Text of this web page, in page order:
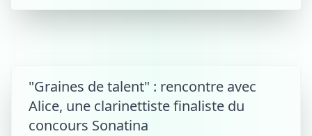
"Graines de talent" : rencontre avec
Alice, une clarinettiste finaliste du
concours Sonatina